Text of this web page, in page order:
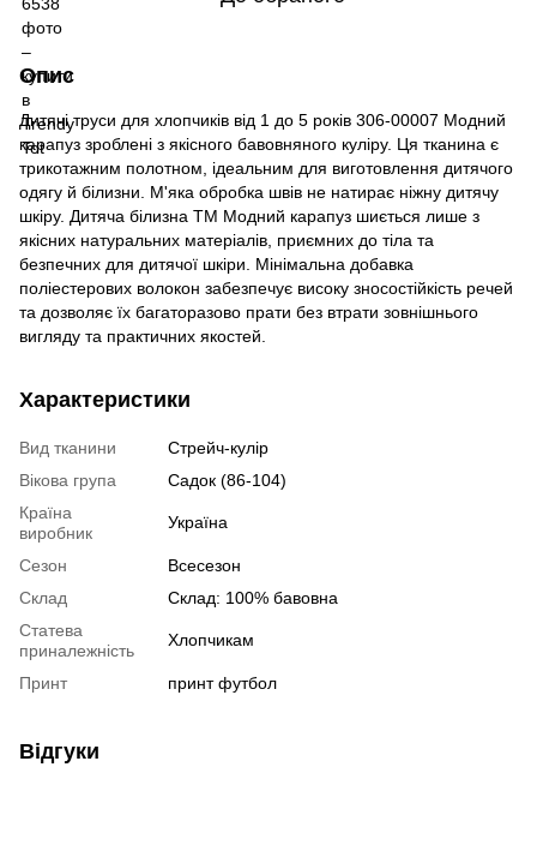
Опис
Дитячі труси для хлопчиків від 1 до 5 років 306-00007 Модний
карапуз зроблені з якісного бавовняного куліру. Ця тканина є
трикотажним полотном, ідеальним для виготовлення дитячого
одягу й білизни. М'яка обробка швів не натирає ніжну дитячу
шкіру. Дитяча білизна ТМ Модний карапуз шиється лише з
якісних натуральних матеріалів, приємних до тіла та
безпечних для дитячої шкіри. Мінімальна добавка
поліестерових волокон забезпечує високу зносостійкість речей
та дозволяє їх багаторазово прати без втрати зовнішнього
вигляду та практичних якостей.
Характеристики
Вид тканини
Стрейч-кулір
Вікова група
Садок (86-104)
Країна
виробник
Україна
Сезон
Всесезон
Склад
Склад: 100% бавовна
Статева
приналежність
Хлопчикам
Принт принт футбол
Відгуки